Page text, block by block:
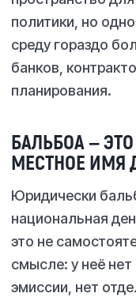
политики, но
среду гораздо
банков,
планирования.
БАЛЬБОА —
МЕСТНОЕ ИМЯ
Юридически
национальная
это не
смысле: у неё
эмиссии, нет